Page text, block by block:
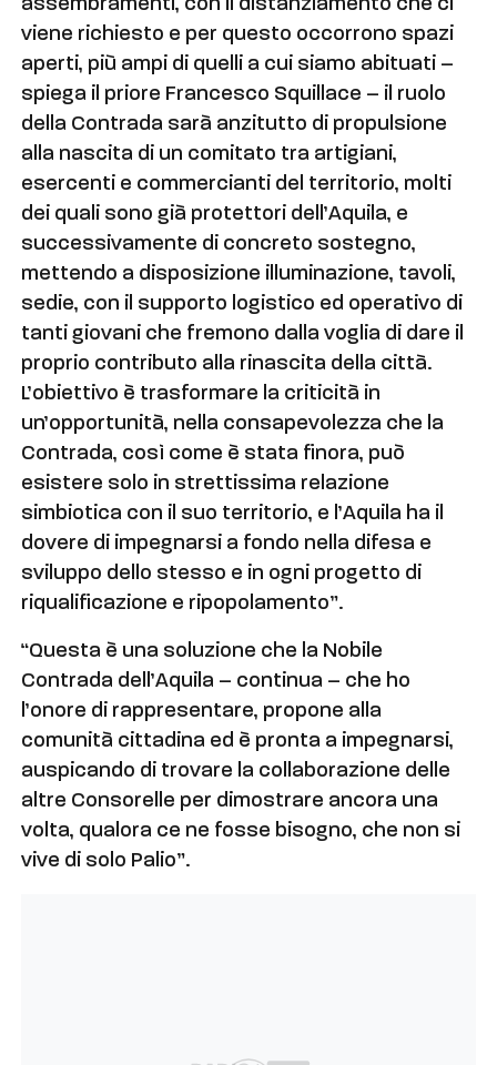
assembramenti, con il distanziamento che ci
viene richiesto e per questo occorrono spazi
aperti, più ampi di quelli a cui siamo abituati –
spiega il priore Francesco Squillace – il ruolo
della Contrada sarà anzitutto di propulsione
alla nascita di un comitato tra artigiani,
esercenti e commercianti del territorio, molti
dei quali sono già protettori dell’Aquila, e
successivamente di concreto sostegno,
mettendo a disposizione illuminazione, tavoli,
sedie, con il supporto logistico ed operativo di
tanti giovani che fremono dalla voglia di dare il
proprio contributo alla rinascita della città.
L’obiettivo è trasformare la criticità in
un’opportunità, nella consapevolezza che la
Contrada, così come è stata finora, può
esistere solo in strettissima relazione
simbiotica con il suo territorio, e l’Aquila ha il
dovere di impegnarsi a fondo nella difesa e
sviluppo dello stesso e in ogni progetto di
riqualificazione e ripopolamento”.
“Questa è una soluzione che la Nobile
Contrada dell’Aquila – continua – che ho
l’onore di rappresentare, propone alla
comunità cittadina ed è pronta a impegnarsi,
auspicando di trovare la collaborazione delle
altre Consorelle per dimostrare ancora una
volta, qualora ce ne fosse bisogno, che non si
vive di solo Palio”.